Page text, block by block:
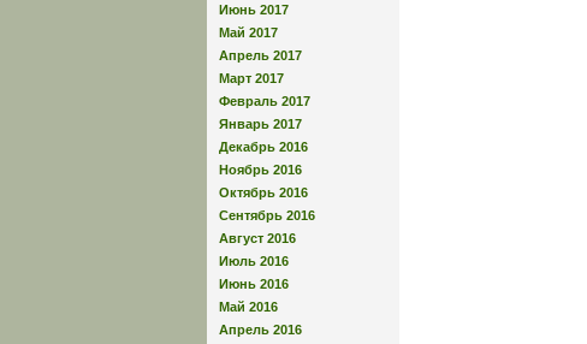
Июнь 2017
Май 2017
Апрель 2017
Март 2017
Февраль 2017
Январь 2017
Декабрь 2016
Ноябрь 2016
Октябрь 2016
Сентябрь 2016
Август 2016
Июль 2016
Июнь 2016
Май 2016
Апрель 2016